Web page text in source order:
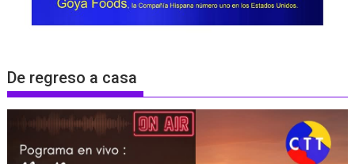
De regreso a casa